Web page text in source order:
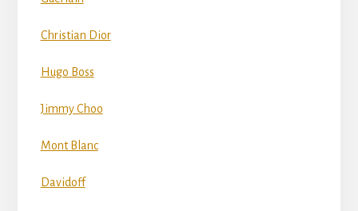
Christian Dior
Hugo Boss
Jimmy Choo
Mont Blanc
Davidoff